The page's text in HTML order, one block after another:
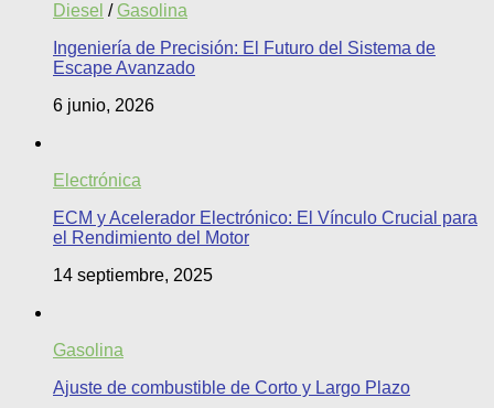
Diesel / Gasolina
Ingeniería de Precisión: El Futuro del Sistema de
Escape Avanzado
6 junio, 2026
Electrónica
ECM y Acelerador Electrónico: El Vínculo Crucial para
el Rendimiento del Motor
14 septiembre, 2025
Gasolina
Ajuste de combustible de Corto y Largo Plazo